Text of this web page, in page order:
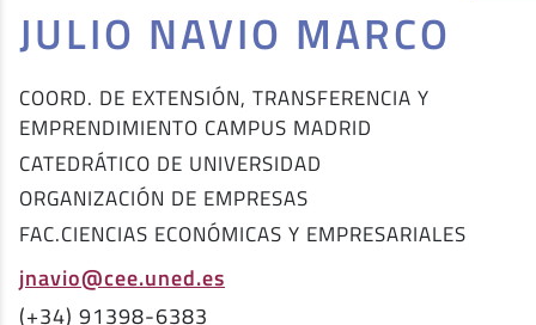
JULIO NAVIO MARCO
COORD. DE EXTENSIÓN, TRANSFERENCIA Y
EMPRENDIMIENTO CAMPUS MADRID
CATEDRÁTICO DE UNIVERSIDAD
ORGANIZACIÓN DE EMPRESAS
FAC.CIENCIAS ECONÓMICAS Y EMPRESARIALES
jnavio@cee.uned.es
(+34) 91398-6383